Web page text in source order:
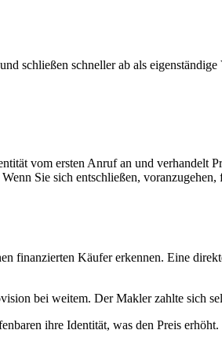
schließen schneller ab als eigenständige
vom ersten Anruf an und verhandelt
Sie sich entschließen,
finanzierten Käufer erkennen. Eine
bei weitem. Der Makler zahlte sich
ihre Identität, was den Preis